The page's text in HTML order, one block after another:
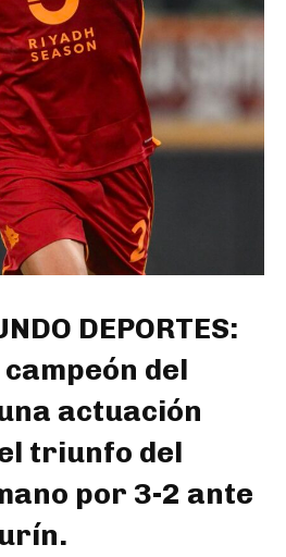
DEPORTES:
del
actuación
triunfo del
por 3-2 ante